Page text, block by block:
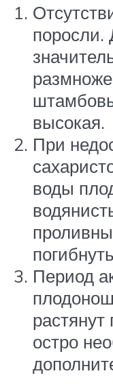
высокая.
При
воды
Период
остро